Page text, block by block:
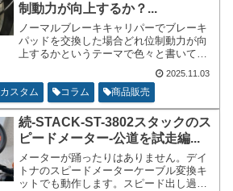
制動力が向上するか？...
ノーマルブレーキキャリパーでブレーキ
パッドを交換した場合どれ位制動力が向
上するかというテーマで色々と書いてい
うすればよいか？素材を変えるとか、キ
ャリパーを交換するとか、色々と考える
事が出来ます。ChatGPTに色々と質問を
投げかけて考察しております。
2025.11.03
カスタム コラム 商品販売
続-STACK-ST-3802スタックのス
ピードメーター-公道を試走編...
メーターが踊ったりはありません。デイ
トナのスピードメーターケーブル変換キ
ットでも動作します。スピード出し過ぎ